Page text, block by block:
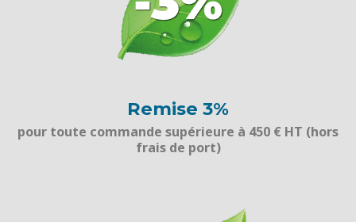
Remise 3%
pour toute commande supérieure à 450 € HT (hors
frais de port)